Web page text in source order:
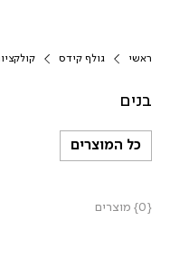
ראשי גולף קידס
בנים
כל המוצרים
{0} מוצרים